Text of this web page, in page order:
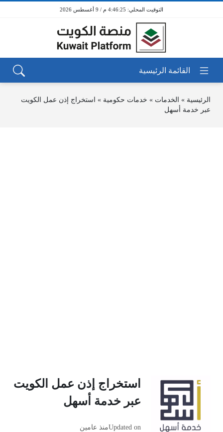
4:46:25 م / 9 أغسطس 2026
الرئيسية » الخدمات » خدمات حكومية » استخراج إذن عمل الكويت
عبر خدمة أسهل
استخراج إذن عمل الكويت
عبر خدمة أسهل
Updated onمنذ عامين